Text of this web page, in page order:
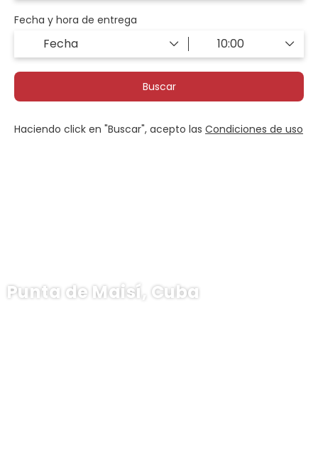
Punta de Maisí, Cuba
Fecha y hora de entrega
Buscar
Haciendo click en "Buscar", acepto las Condiciones de uso